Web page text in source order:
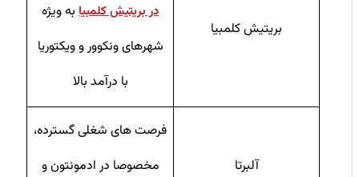
بریتیش کلمبیا
در بریتیش کلمبیابه ویژه
شهرهای ونکوور و ویکتوریا
با درآمد بالا
آلبرتا
فرصت‌ های شغلی گسترده،
مخصوصا در ادمونتون و